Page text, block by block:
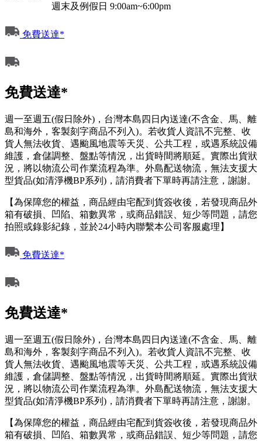
週末及例假日 9:00am~6:00pm
免費送達*
免費送達*
週一至週五(假日除外)，台灣本島四日內送達(不含金、馬、離
島和海外，客製刻字商品不列入)。若收貨人資訊不完整、收
貨人無法收貨、遇颱風地震等天災、公共工程，或遇系統設備
維護，倉儲調整、盤點等情況，出貨時間將順延。實際出貨狀
況，將以物流公司作業流程為準。外島配送物流，無法支援大
型貨品(如清淨機BP系列)，請消費者下單時再請注意，謝謝。
【為保障您的權益，商品經由宅配到貨簽收後，若發現商品外
箱有破損、凹陷、箱數異常，或商品錯誤、短少等問題，請您
拍照或錄影紀錄，並於24小時內聯繫本公司客服處理】
免費送達*
免費送達*
週一至週五(假日除外)，台灣本島四日內送達(不含金、馬、離
島和海外，客製刻字商品不列入)。若收貨人資訊不完整、收
貨人無法收貨、遇颱風地震等天災、公共工程，或遇系統設備
維護，倉儲調整、盤點等情況，出貨時間將順延。實際出貨狀
況，將以物流公司作業流程為準。外島配送物流，無法支援大
型貨品(如清淨機BP系列)，請消費者下單時再請注意，謝謝。
【為保障您的權益，商品經由宅配到貨簽收後，若發現商品外
箱有破損、凹陷、箱數異常，或商品錯誤、短少等問題，請您